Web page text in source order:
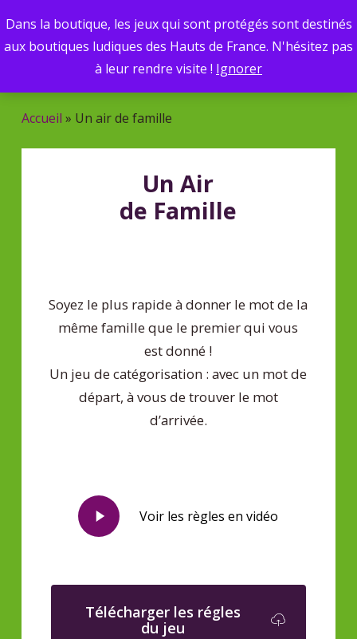
Dans la boutique, les jeux qui sont protégés sont destinés
aux boutiques ludiques des Hauts de France. N'hésitez pas
à leur rendre visite ! Ignorer
to
main
produits
Menu
Accueil » Un air de famille
Un Air
de Famille
Soyez le plus rapide à donner le mot de la
même famille que le premier qui vous
est donné !
Un jeu de catégorisation : avec un mot de
départ, à vous de trouver le mot
d’arrivée.
Play
Video
Voir les règles en vidéo
Télécharger les régles
du jeu